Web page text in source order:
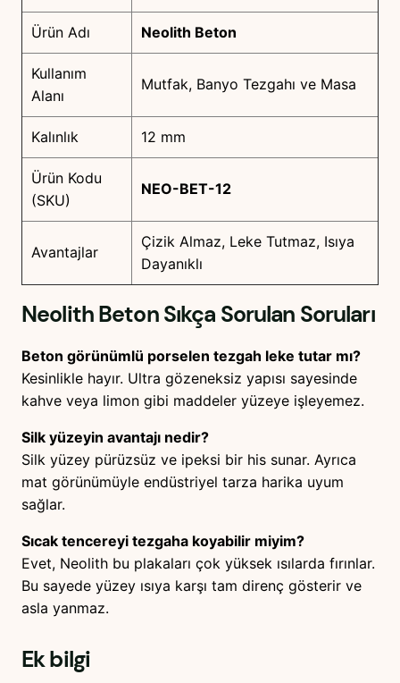
Ürün Adı Neolith Beton
Kullanım
Alanı
Mutfak, Banyo Tezgahı ve Masa
Kalınlık 12 mm
Ürün Kodu
(SKU)
NEO-BET-12
Avantajlar
Çizik Almaz, Leke Tutmaz, Isıya
Dayanıklı
Neolith BetonSıkça Sorulan Soruları
Beton görünümlü porselen tezgah leke tutar mı?
Kesinlikle hayır. Ultra gözeneksiz yapısı sayesinde
kahve veya limon gibi maddeler yüzeye işleyemez.
Silk yüzeyin avantajı nedir?
Silk yüzey pürüzsüz ve ipeksi bir his sunar. Ayrıca
mat görünümüyle endüstriyel tarza harika uyum
sağlar.
Sıcak tencereyi tezgaha koyabilir miyim?
Evet, Neolith bu plakaları çok yüksek ısılarda fırınlar.
Bu sayede yüzey ısıya karşı tam direnç gösterir ve
asla yanmaz.
Ek bilgi